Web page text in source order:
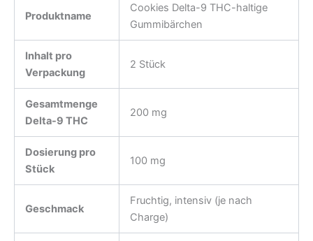
Produktname
Cookies Delta-9 THC-haltige
Gummibärchen
Inhalt pro
Verpackung
2 Stück
Gesamtmenge
Delta-9 THC
200 mg
Dosierung pro
Stück
100 mg
Geschmack
Fruchtig, intensiv (je nach
Charge)